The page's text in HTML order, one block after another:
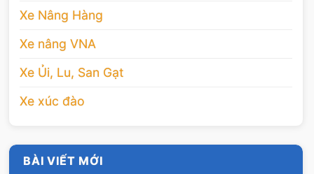
Xe Nâng Hàng
Xe nâng VNA
Xe Ủi, Lu, San Gạt
Xe xúc đào
BÀI VIẾT MỚI